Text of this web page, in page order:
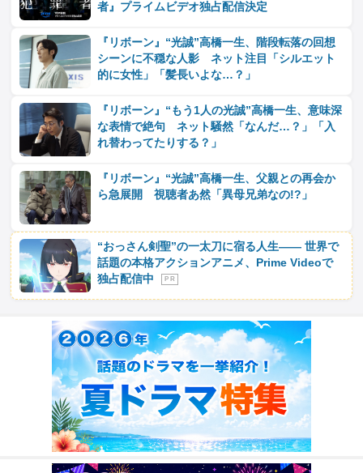
者』プライムビデオ独占配信決定
『リボーン』“光誠”高橋一生、階段転落の回想
シーンに不穏な人影 ネット注目「シルエット
的に女性」「髪長いよな…？」
『リボーン』“もう1人の光誠”高橋一生、意味深
な表情で絶句 ネット騒然「なんだ…？」「入
れ替わってたりする？」
『リボーン』“光誠”高橋一生、父親との再会か
ら急展開 視聴者あ然「異母兄弟なの!?」
“おっさん剣聖”の一太刀に宿る人生―― 世界で
話題の本格アクションアニメ、Prime Videoで
独占配信中
P R